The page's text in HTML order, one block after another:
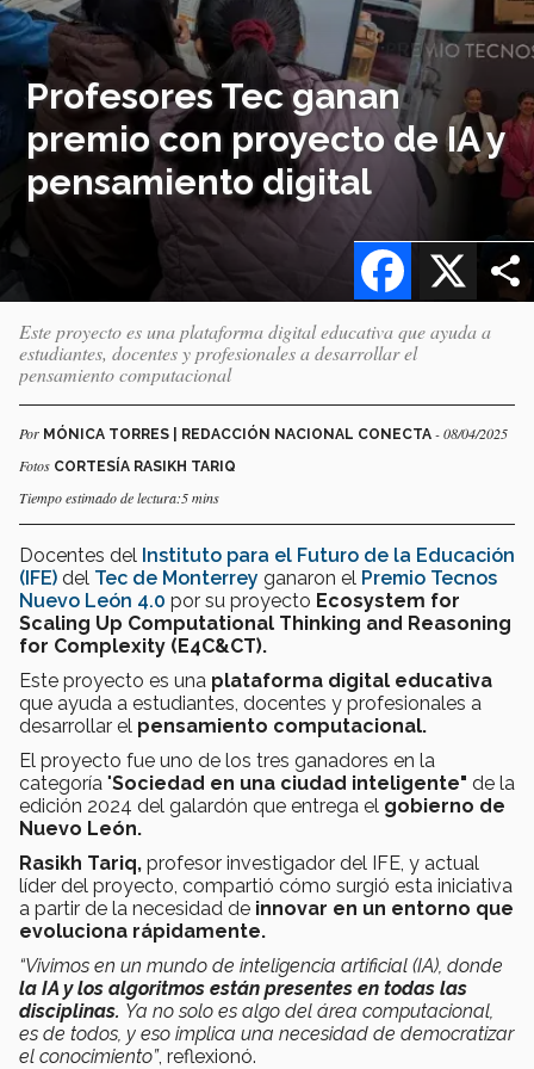
Profesores Tec ganan
premio con proyecto de IA y
pensamiento digital
X
Facebook
Este proyecto es una plataforma digital educativa que ayuda a
estudiantes, docentes y profesionales a desarrollar el
pensamiento computacional
Por MÓNICA TORRES | REDACCIÓN NACIONAL CONECTA - 08/04/2025
Fotos CORTESÍA RASIKH TARIQ
Tiempo estimado de lectura:5 mins
Docentes del Instituto para el Futuro de la Educación
(IFE) del Tec de Monterrey ganaron el Premio Tecnos
Nuevo León 4.0 por su proyecto Ecosystem for
Scaling Up Computational Thinking and Reasoning
for Complexity (E4C&CT).
Este proyecto es una plataforma digital educativa
que ayuda a estudiantes, docentes y profesionales a
desarrollar el pensamiento computacional.
El proyecto fue uno de los tres ganadores en la
categoría "Sociedad en una ciudad inteligente" de la
edición 2024 del galardón que entrega el gobierno de
Nuevo León.
Rasikh Tariq, profesor investigador del IFE, y actual
líder del proyecto, compartió cómo surgió esta iniciativa
a partir de la necesidad de innovar en un entorno que
evoluciona rápidamente.
“Vivimos en un mundo de inteligencia artificial (IA), donde
la IA y los algoritmos están presentes en todas las
disciplinas. Ya no solo es algo del área computacional,
es de todos, y eso implica una necesidad de democratizar
el conocimiento”, reflexionó.